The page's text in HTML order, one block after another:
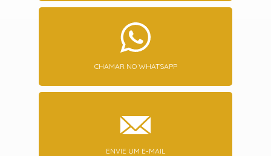
CHAMAR NO WHATSAPP
ENVIE UM E-MAIL